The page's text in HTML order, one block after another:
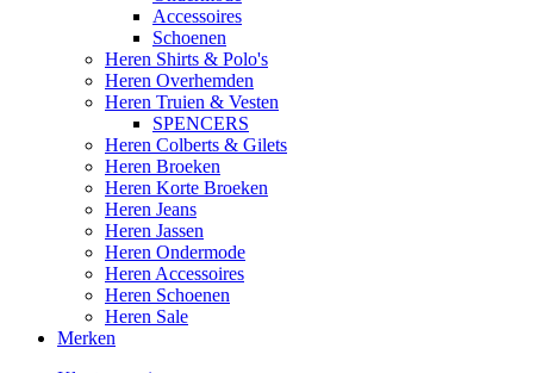
Accessoires
Schoenen
Heren Shirts & Polo's
Heren Overhemden
Heren Truien & Vesten
SPENCERS
Heren Colberts & Gilets
Heren Broeken
Heren Korte Broeken
Heren Jeans
Heren Jassen
Heren Ondermode
Heren Accessoires
Heren Schoenen
Heren Sale
Merken